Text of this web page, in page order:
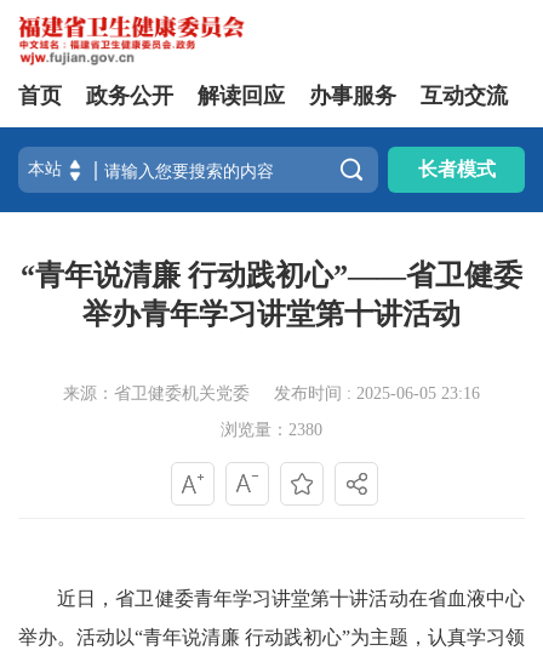
首页 政务公开 解读回应 办事服务 互动交流
 长者模式
“青年说清廉 行动践初心”——省卫健委
举办青年学习讲堂第十讲活动
来源：省卫健委机关党委
发布时间 : 2025-06-05 23:16
浏览量：2380
近日，省卫健委青年学习讲堂第十讲活动在省血液中心
举办。活动以“青年说清廉 行动践初心”为主题，认真学习领